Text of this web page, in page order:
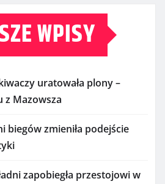
WPISY
uratowała plony –
Mazowsza
biegów zmieniła podejście
zapobiegła przestojowi w